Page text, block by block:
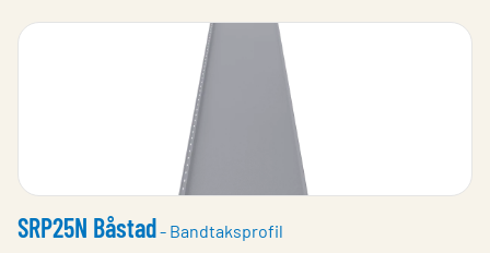
SRP25N Båstad- Bandtaksprofil